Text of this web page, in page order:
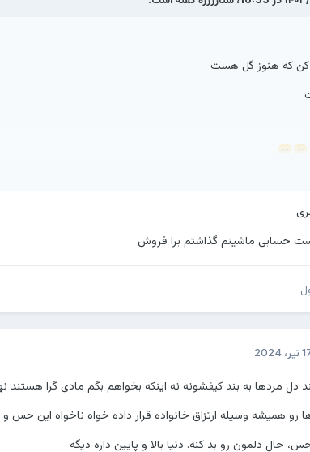
کن که هنوز گل هست
حسابی ماشینم گذاشتم برا فروش
2024
دل مردها به بند کیفشونه نه اینکه بخواهم بگم مادی گرا هستند
رو همیشه وسیله ارتزاق خانواده قرار داده خواه ناخواه این
حال دلمون رو بد کنه. دنیا بالا و پایین داره دیگه